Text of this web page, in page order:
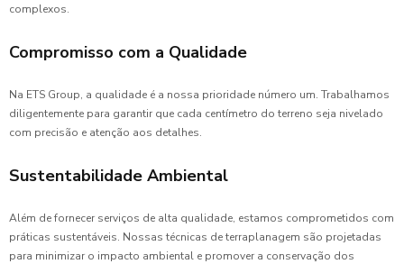
complexos.
Compromisso com a Qualidade
Na ETS Group, a qualidade é a nossa prioridade número um. Trabalhamos
diligentemente para garantir que cada centímetro do terreno seja nivelado
com precisão e atenção aos detalhes.
Sustentabilidade Ambiental
Além de fornecer serviços de alta qualidade, estamos comprometidos com
práticas sustentáveis. Nossas técnicas de terraplanagem são projetadas
para minimizar o impacto ambiental e promover a conservação dos